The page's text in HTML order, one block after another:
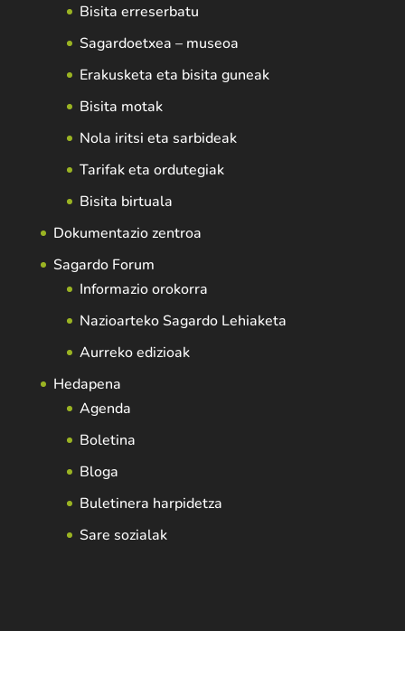
Bisita erreserbatu
Sagardoetxea – museoa
Erakusketa eta bisita guneak
Bisita motak
Nola iritsi eta sarbideak
Tarifak eta ordutegiak
Bisita birtuala
Dokumentazio zentroa
Sagardo Forum
Informazio orokorra
Nazioarteko Sagardo Lehiaketa
Aurreko edizioak
Hedapena
Agenda
Boletina
Bloga
Buletinera harpidetza
Sare sozialak